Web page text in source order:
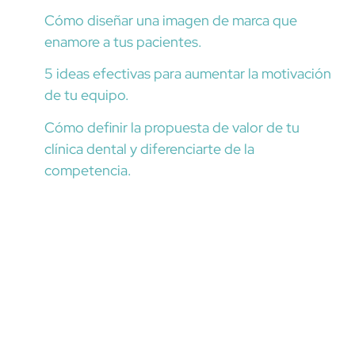
Cómo diseñar una imagen de marca que
enamore a tus pacientes.
5 ideas efectivas para aumentar la motivación
de tu equipo.
Cómo definir la propuesta de valor de tu
clínica dental y diferenciarte de la
competencia.